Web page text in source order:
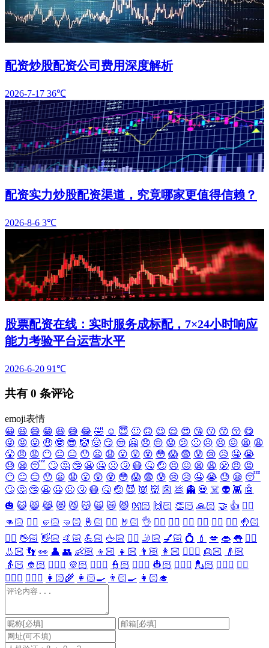
配资炒股配资公司费用深度解析
2026-7-17 36℃
配资实力炒股配资渠道，究竟哪家更值得信赖？
2026-8-6 3℃
股票配资在线：实时服务成标配，7×24小时响应
能力考验平台运营水平
2026-6-20 91℃
共有 0 条评论
emoji表情
😀 😃 😄 😁 😆 😅 😂 🤣 ☺️ 😇 🙂 🙃 😉 😌 😍 😘 😗 😙 😚 😋
😜 😝 😛 🤑 🤓 😎 🤡 🤠 😏 😒 🤗 😞 😔 😟 😕 🙁 ☹️ 😣 😖 😫 😩
😤 😠 😡 😶 😐 😑 😯 😦 😧 😮 😲 😵 😳 😱 😨 😰 😢 😥 🤤 😭
😓 😪 😴 🙄 🤔 🤥 😬 🤐 🤢 🤧 😷 🤒 🤕 😣 😖 😫 😩 😤 😠 😡
😶 😐 😑 😯 😦 😧 😮 😲 😵 😳 😱 😨 😰 😢 😥 🤤 😭 😓 😪 😴
🙄 🤔 🤥 😬 🤐 🤢 🤧 😷 🤒 🤕 😈 👿 👹 👺 💩 👻 💀 ☠️ 👽 👾 🤖
🎃 😺 😸 😹 😻 😼 😽 🙀 😿 😾 👐🏻 🙌🏻 👏🏻 🙏🏻 🤝 👍 👎🏻
👊🏻 ✊🏻 🤛🏻 🤜🏻 🤞🏻 ✌🏻 🤘🏻 👌 👈🏻 👉🏻 👆🏻 👇🏻 ☝🏻 ✋🏻 🤚🏻
🖐🏻 🖖🏻 👋🏻 🤙🏻 💪🏻 🖕🏻 ✍🏻 🤳🏻 💅🏻 💍 💄 💋 👄 👅 👂🏻
👃🏻 👣 👀 👤 👥 👶🏻 👦🏻 👧🏻 👨🏻 👩🏻 👱🏻‍♀️ 👱🏻
👴🏻
👵🏻 👲🏻 👳🏻‍♀️ 👳🏻 👮🏻‍♀️ 👮🏻 👷🏻‍♀️ 👷🏻 💂🏻‍♀️ 💂🏻 🕵🏻‍♀️ 🕵🏻
👩🏻‍⚕️ 👨🏻‍⚕️ 👩🏻‍🌾 👩🏻‍🍳 👨🏻‍🍳 👩🏻‍🎓